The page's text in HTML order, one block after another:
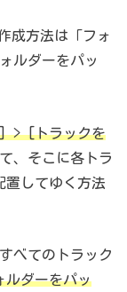
成方法は「フォ
ルダーをパッ
> [トラックを
、そこに各トラ
置してゆく方法
べてのトラック
ダーをパッ